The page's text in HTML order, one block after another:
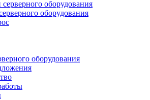
оборудования
оборудования
оборудования